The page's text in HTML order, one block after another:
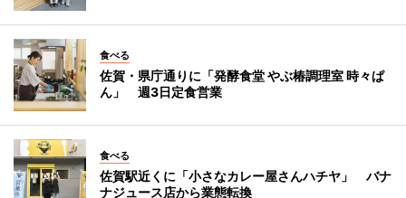
食べる
佐賀・県庁通りに「発酵食堂 やぶ椿調理室 時々ぱ
ん」 週3日定食営業
食べる
佐賀駅近くに「小さなカレー屋さんハチヤ」 バナ
ナジュース店から業態転換